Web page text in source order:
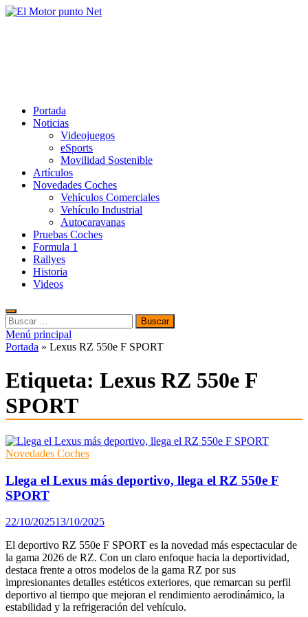
Saltar
Portada
Noticias
Videojuegos
eSports
Movilidad Sostenible
Artículos
Novedades Coches
Vehículos Comerciales
Vehículo Industrial
Autocaravanas
Pruebas Coches
Formula 1
Rallyes
Historia
Videos
Buscar:
Menú principal
Portada » Lexus RZ 550e F SPORT
Etiqueta: Lexus RZ 550e F
SPORT
Novedades Coches
Llega el Lexus más deportivo, llega el RZ 550e F
SPORT
22/10/202513/10/2025
El deportivo RZ 550e F SPORT es la novedad más espectacular de
la gama 2026 de RZ. Con un claro enfoque hacia la deportividad,
destaca frente a otros modelos de la gama RZ por sus
impresionantes detalles estéticos exteriores, que remarcan su perfil
deportivo al tiempo que mejoran el rendimiento aerodinámico, la
estabilidad y la refrigeración del vehículo.